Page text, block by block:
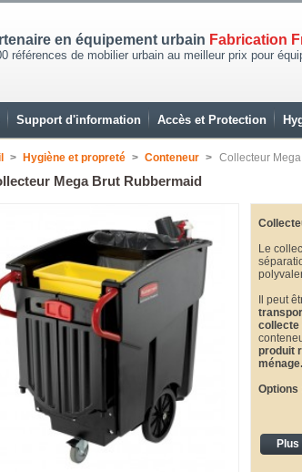
en équipement urbain Fabrication
références de mobilier urbain au meilleur prix pour
Support d'information Accès et Protection
> Hygiène et propreté > Conteneur > Collecteur
Mega Brut Rubbermaid
Le
Il peut
collecte
produit
ménage.
Options